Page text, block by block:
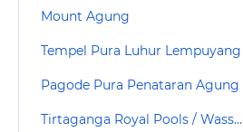
Mount Agung
Tempel Pura Luhur Lempuyang
Pagode Pura Penataran Agung
Tirtaganga Royal Pools / Wasserpalast Taman Tirta Gangga